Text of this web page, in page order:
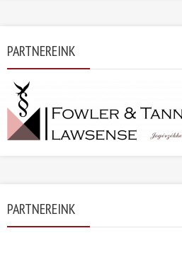
PARTNEREINK
PARTNEREINK